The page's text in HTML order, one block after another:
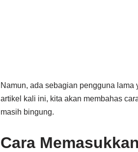
Namun, ada sebagian pengguna
artikel kali ini, kita akan membahas
masih bingung.
Cara